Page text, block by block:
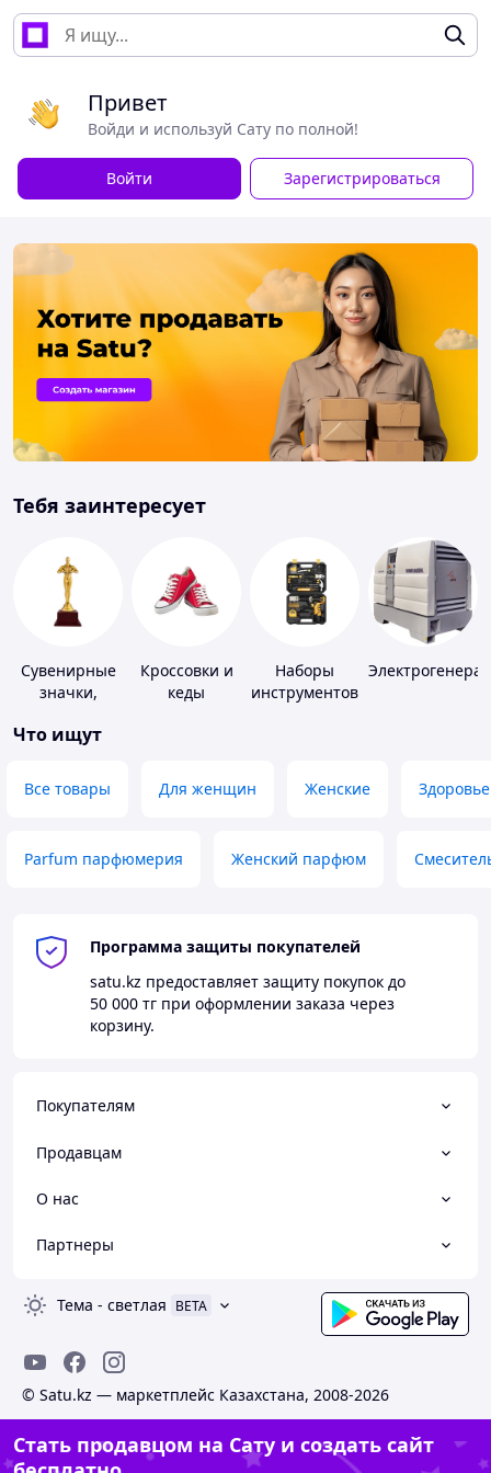
Привет
Войди и используй Сату по полной!
Войти Зарегистрироваться
Тебя заинтересует
Сувенирные
значки,
Кроссовки и
кеды
Наборы
инструментов
Что ищут
Все товары Для женщин Женские Здоровье
Parfum парфюмерия Женский парфюм
Программа защиты покупателей
satu.kz предоставляет защиту покупок до
50 000 тг при оформлении заказа через
корзину.
Покупателям
Продавцам
О нас
Партнеры
Тема - светлая BETA
© Satu.kz — маркетплейс Казахстана, 2008-2026
Стать продавцом на Сату и создать сайт